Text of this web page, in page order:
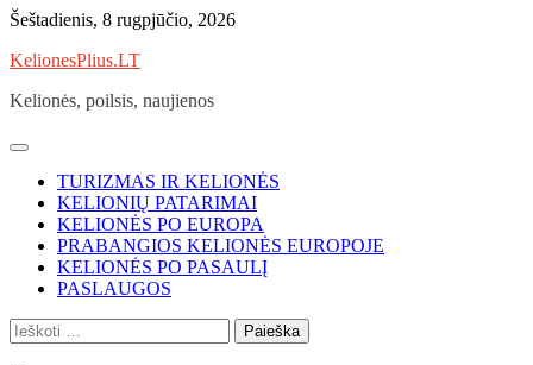
Skip
content
Šeštadienis, 8 rugpjūčio, 2026
KelionesPlius.LT
Kelionės, poilsis, naujienos
TURIZMAS IR KELIONĖS
KELIONIŲ PATARIMAI
KELIONĖS PO EUROPA
PRABANGIOS KELIONĖS EUROPOJE
KELIONĖS PO PASAULĮ
PASLAUGOS
Ieškoti: